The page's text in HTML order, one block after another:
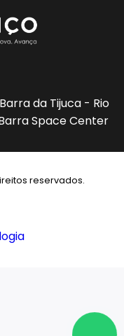
Barra da Tijuca - Rio
Space Center
reservados.